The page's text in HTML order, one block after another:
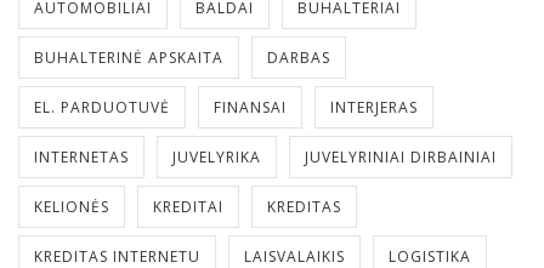
AUTOMOBILIAI BALDAI BUHALTERIAI
BUHALTERINĖ APSKAITA DARBAS
EL. PARDUOTUVĖ FINANSAI INTERJERAS
INTERNETAS JUVELYRIKA JUVELYRINIAI DIRBAINIAI
KELIONĖS KREDITAI KREDITAS
KREDITAS INTERNETU LAISVALAIKIS LOGISTIKA